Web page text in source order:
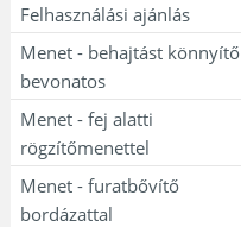
Felhasználási ajánlás
Menet - behajtást könnyítő
bevonatos
Menet - fej alatti
rögzítőmenettel
Menet - furatbővítő
bordázattal